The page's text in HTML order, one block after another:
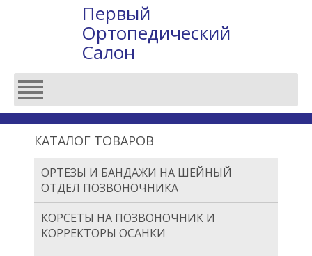
Первый
Ортопедический
Салон
КАТАЛОГ ТОВАРОВ
ОРТЕЗЫ И БАНДАЖИ НА ШЕЙНЫЙ
ОТДЕЛ ПОЗВОНОЧНИКА
КОРСЕТЫ НА ПОЗВОНОЧНИК И
КОРРЕКТОРЫ ОСАНКИ